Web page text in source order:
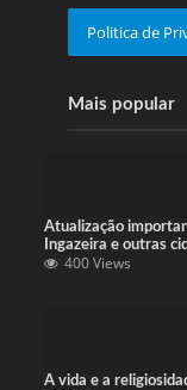
Politica de
Mais popular
Atualização
Ingazeira e outras
400 Views
A vida e a